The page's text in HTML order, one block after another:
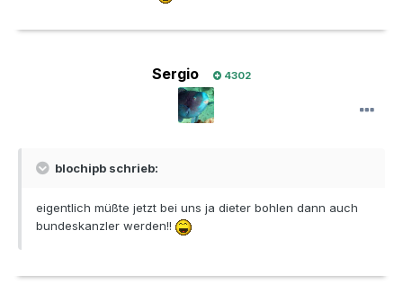
Sergio 4302
blochipb schrieb:
eigentlich müßte jetzt bei uns ja dieter bohlen dann auch
bundeskanzler werden!!